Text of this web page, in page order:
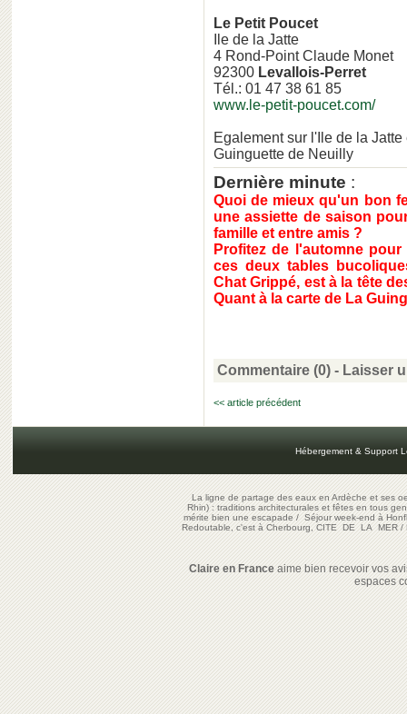
Le Petit Poucet
Ile de la Jatte
4 Rond-Point Claude Monet
92300 Levallois-Perret
Tél.: 01 47 38 61 85
www.le-petit-poucet.com/
Egalement sur l'Ile de la
Guinguette de Neuilly
Dernière minute :
Quoi de mieux qu'un bon
une assiette de saison
famille et entre amis ?
Profitez de l'automne
ces deux tables
Chat Grippé, est à la tête
Quant à la carte de La
Commentaire (0) - Laisser
<< article précédent
Hébergement & Support
La ligne de partage des eaux en Ardèche et ses
Rhin) : traditions architecturales et fêtes en tous
mérite bien une escapade/Séjour week-end à
Redoutable, c'est à Cherbourg, CITE DE LA MER/
Claire en Franceaime bien recevoir vos
espaces